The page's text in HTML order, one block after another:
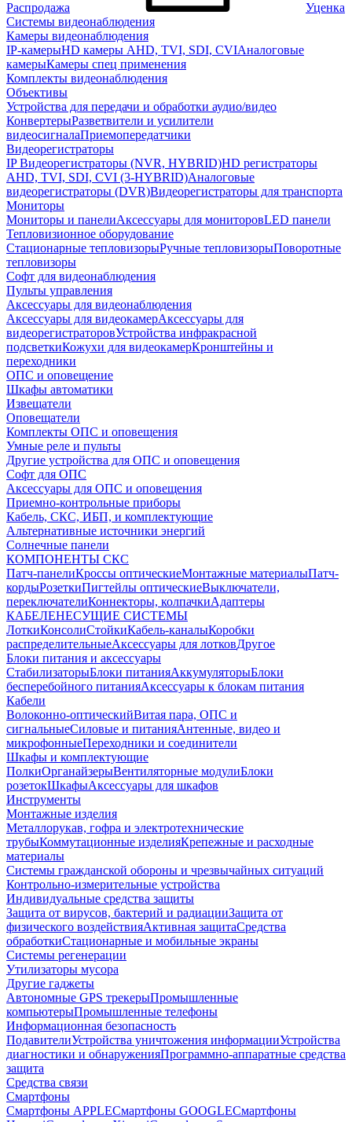
Распродажа
Уценка
Системы видеонаблюдения
Камеры видеонаблюдения
IP-камерыHD камеры AHD, TVI, SDI, CVIАналоговые
камерыКамеры спец применения
Комплекты видеонаблюдения
Объективы
Устройства для передачи и обработки аудио/видео
КонвертерыРазветвители и усилители
видеосигналаПриемопередатчики
Видеорегистраторы
IP Видеорегистраторы (NVR, HYBRID)HD регистраторы
AHD, TVI, SDI, CVI (3-HYBRID)Аналоговые
видеорегистраторы (DVR)Видеорегистраторы для транспорта
Мониторы
Мониторы и панелиАксессуары для мониторовLED панели
Тепловизионное оборудование
Стационарные тепловизорыРучные тепловизорыПоворотные
тепловизоры
Софт для видеонаблюдения
Пульты управления
Аксессуары для видеонаблюдения
Аксессуары для видеокамерАксессуары для
видеорегистраторовУстройства инфракрасной
подсветкиКожухи для видеокамерКронштейны и
переходники
ОПС и оповещение
Шкафы автоматики
Извещатели
Оповещатели
Комплекты ОПС и оповещения
Умные реле и пульты
Другие устройства для ОПС и оповещения
Софт для ОПС
Аксессуары для ОПС и оповещения
Приемно-контрольные приборы
Кабель, СКС, ИБП, и комплектующие
Альтернативные источники энергий
Солнечные панели
КОМПОНЕНТЫ СКС
Патч-панелиКроссы оптическиеМонтажные материалыПатч-
кордыРозеткиПигтейлы оптическиеВыключатели,
переключателиКоннекторы, колпачкиАдаптеры
КАБЕЛЕНЕСУЩИЕ СИСТЕМЫ
ЛоткиКонсолиСтойкиКабель-каналыКоробки
распределительныеАксессуары для лотковДругое
Блоки питания и аксессуары
СтабилизаторыБлоки питанияАккумуляторыБлоки
бесперебойного питанияАксессуары к блокам питания
Кабели
Волоконно-оптическийВитая пара, ОПС и
сигнальныеСиловые и питанияАнтенные, видео и
микрофонныеПереходники и соединители
Шкафы и комплектующие
ПолкиОрганайзерыВентиляторные модулиБлоки
розетокШкафыАксессуары для шкафов
Инструменты
Монтажные изделия
Металлорукав, гофра и электротехнические
трубыКоммутационные изделияКрепежные и расходные
материалы
Системы гражданской обороны и чрезвычайных ситуаций
Контрольно-измерительные устройства
Индивидуальные средства защиты
Защита от вирусов, бактерий и радиацииЗащита от
физического воздействияАктивная защитаСредства
обработкиСтационарные и мобильные экраны
Системы регенерации
Утилизаторы мусора
Другие гаджеты
Автономные GPS трекерыПромышленные
компьютерыПромышленные телефоны
Информационная безопасность
ПодавителиУстройства уничтожения информацииУстройства
диагностики и обнаруженияПрограммно-аппаратные средства
защита
Средства связи
Смартфоны
Смартфоны APPLEСмартфоны GOOGLEСмартфоны